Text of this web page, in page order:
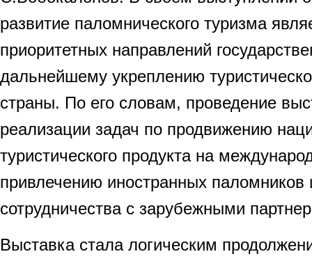
развитие паломнического туризма
приоритетных направлений
дальнейшему укреплению
страны. По его словам, проведение
реализации задач по продвижению
туристического продукта на
привлечению иностранных
сотрудничества с зарубежными
Выставка стала логическим